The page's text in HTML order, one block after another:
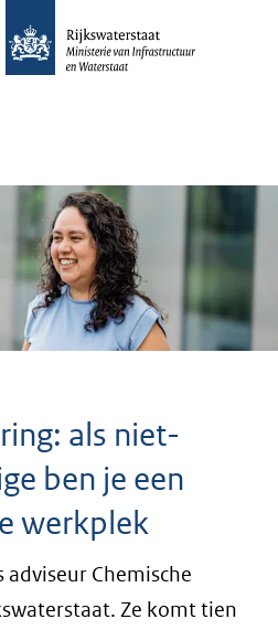
als niet-
ben je een
werkplek
adviseur Chemische
Ze komt tien